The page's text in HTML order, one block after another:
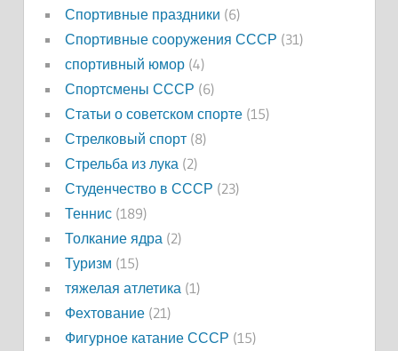
Спортивные праздники (6)
Спортивные сооружения СССР (31)
спортивный юмор(4)
Спортсмены СССР (6)
Статьи о советском спорте(15)
Стрелковый спорт(8)
Стрельба из лука(2)
Студенчество в СССР (23)
Теннис(189)
Толкание ядра(2)
Туризм (15)
тяжелая атлетика(1)
Фехтование(21)
Фигурное катание СССР (15)